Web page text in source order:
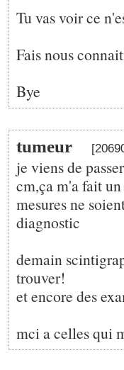
Tu vas voir ce
Fais nous
Bye
tumeur
je viens de
cm,ça m'a fait
mesures ne
diagnostic
demain
trouver!
et encore des
mci a celles qui